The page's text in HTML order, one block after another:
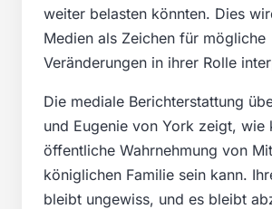
weiter belasten könnten. Dies
Medien als Zeichen für mögliche
Veränderungen in ihrer Rolle
Die mediale Berichterstattung
und Eugenie von York zeigt, wie
öffentliche Wahrnehmung von
königlichen Familie sein kann.
bleibt ungewiss, und es bleibt